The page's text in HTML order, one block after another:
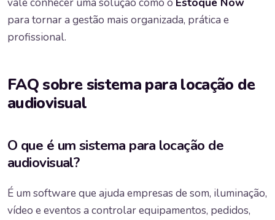
para tornar a gestão mais organizada, prática e
profissional.
FAQ sobre sistema para locação de
audiovisual
O que é um sistema para locação de
audiovisual?
É um software que ajuda empresas de som, iluminação,
vídeo e eventos a controlar equipamentos, pedidos,